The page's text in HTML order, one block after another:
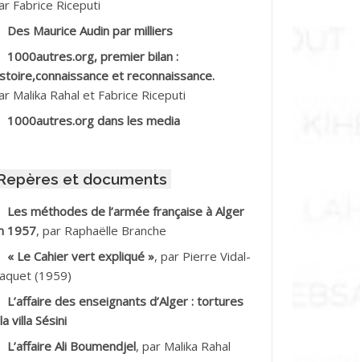
Ahmed dit le Coiffeur
Mohamed
Salah
M.*
Ali
Tahar
Fabrice Riceputi
Des Maurice Audin par milliers
1000autres.org, premier bilan :
et reconnaissance.
Malika Rahal et Fabrice Riceputi
1000autres.org dans les media
et documents
Les méthodes de l’armée française à Alger
1957, par Raphaëlle Branche
« Le Cahier vert expliqué », par Pierre Vidal-
(1959)
L’affaire des enseignants d’Alger : tortures
villa Sésini
L’affaire Ali Boumendjel, par Malika Rahal